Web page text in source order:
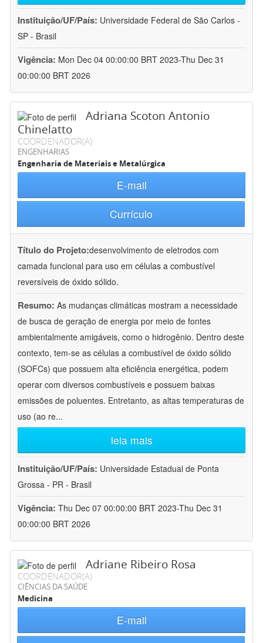
Instituição/UF/País: Universidade Federal de São Carlos -
SP - Brasil
Vigência: Mon Dec 04 00:00:00 BRT 2023-Thu Dec 31
00:00:00 BRT 2026
Adriana Scoton Antonio
Chinelatto
COORDENADOR(A)
ENGENHARIAS
Engenharia de Materiais e Metalúrgica
E-mail
Currículo
Título do Projeto:desenvolvimento de eletrodos com
camada funcional para uso em células a combustível
reversíveis de óxido sólido.
Resumo: As mudanças climáticas mostram a necessidade
de busca de geração de energia por meio de fontes
ambientalmente amigáveis, como o hidrogênio. Dentro deste
contexto, tem-se as células a combustível de óxido sólido
(SOFCs) que possuem alta eficiência energética, podem
operar com diversos combustíveis e possuem baixas
emissões de poluentes. Entretanto, as altas temperaturas de
uso (ao re...
leia mais
Instituição/UF/País: Universidade Estadual de Ponta
Grossa - PR - Brasil
Vigência: Thu Dec 07 00:00:00 BRT 2023-Thu Dec 31
00:00:00 BRT 2026
Adriane Ribeiro Rosa
COORDENADOR(A)
CIÊNCIAS DA SAÚDE
Medicina
E-mail